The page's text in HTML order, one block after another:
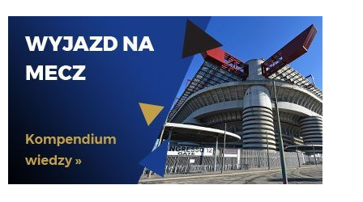
Teoretycznie tak. W dwóch pierwszych sezonach za Szymka Barella mocno
był przyklejony do prawej strony i w konstrukcji grał jako prawy pomocnik.
Tifosinho 09.08.2026 15:10
Myślicie, że z Barelli byłby dobry wahadłowy ?